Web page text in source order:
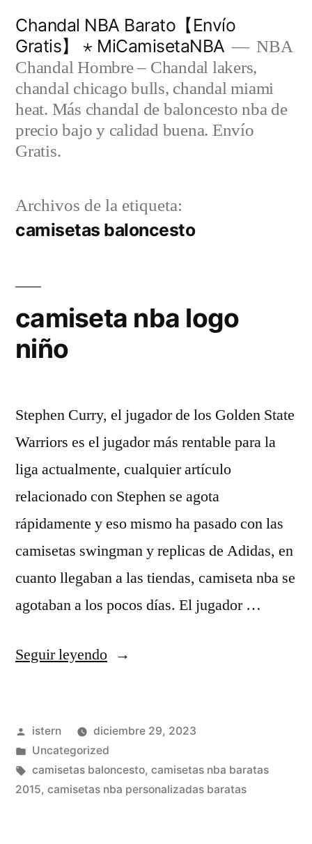
contenido
Chandal NBA Barato【Envío
Gratis】 ⋆ MiCamisetaNBA
NBA
Chandal Hombre – Chandal lakers,
chandal chicago bulls, chandal miami
heat. Más chandal de baloncesto nba de
precio bajo y calidad buena. Envío
Gratis.
Archivos de la etiqueta:
camisetas baloncesto
camiseta nba logo
niño
Stephen Curry, el jugador de los Golden State
Warriors es el jugador más rentable para la
liga actualmente, cualquier artículo
relacionado con Stephen se agota
rápidamente y eso mismo ha pasado con las
camisetas swingman y replicas de Adidas, en
cuanto llegaban a las tiendas, camiseta nba se
agotaban a los pocos días. El jugador …
Seguir leyendo«camiseta
niño»
Publicado
por
istern
diciembre 29, 2023
Publicado
en
Uncategorized
Etiquetas:
camisetas baloncesto, camisetas nba baratas
2015, camisetas nba personalizadas baratas